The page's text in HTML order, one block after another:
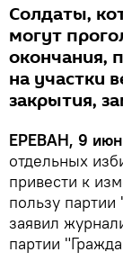
Солдаты,
могут
окончания,
на участки
закрытия,
ЕРЕВАН, 9
отдельных
привести к
пользу
заявил
партии